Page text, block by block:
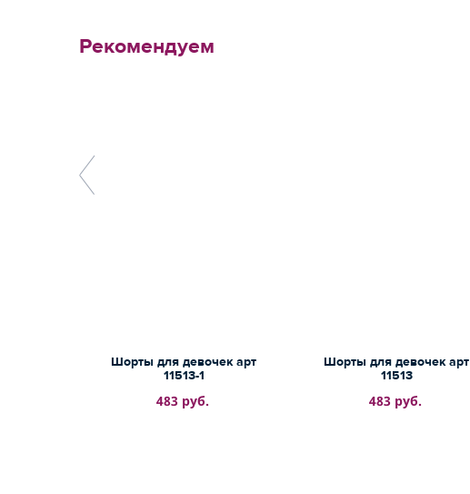
Рекомендуем
Шорты для девочек арт
11513-1
483 руб.
Шорты для девочек арт
11513
483 руб.